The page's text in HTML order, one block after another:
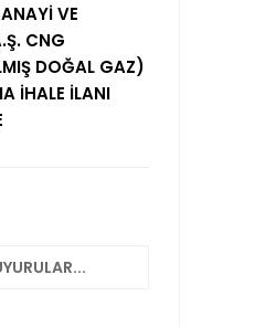
VE
CNG
DOĞAL GAZ)
İHALE İLANI